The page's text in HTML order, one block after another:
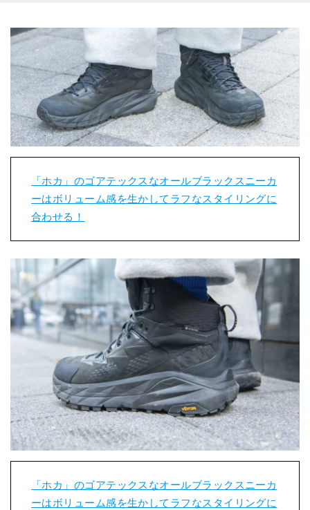
「ホカ」のゴアテックスなオールブラックスニーカ
ーはボリューム感を生かしてラフなスタイリングに
合わせる！
「ホカ」のゴアテックスなオールブラックスニーカ
ーはボリューム感を生かしてラフなスタイリングに